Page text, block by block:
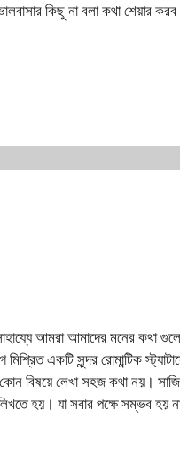
কিছু না বলা কথা শেয়ার
আমরা আমাদের মনের কথা
একটি সুন্দর রোমান্টিক
বিষয়ে লেখা সহজ কথা নয়।
হয়। যা সবার পক্ষে সম্ভব